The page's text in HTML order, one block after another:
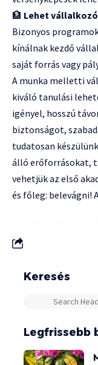
🏦 Lehet
Bizonyos
kínálnak kezdő
saját forrás vagy
A munka melletti
kiváló tanulási
igényel, hosszú
biztonságot,
tudatosan
álló erőforrásokat,
vehetjük az első
és főleg: belevágni!
Keresés
Legfrissebb